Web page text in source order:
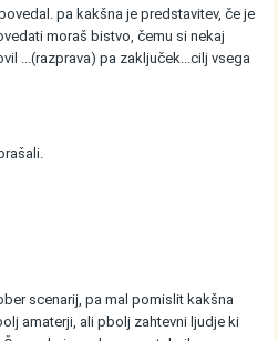
pa kakšna je predstavitev, če je
moraš bistvo, čemu si nekaj
...(razprava) pa zaključek...cilj vsega
scenarij, pa mal pomislit kakšna
amaterji, ali pbolj zahtevni ljudje ki